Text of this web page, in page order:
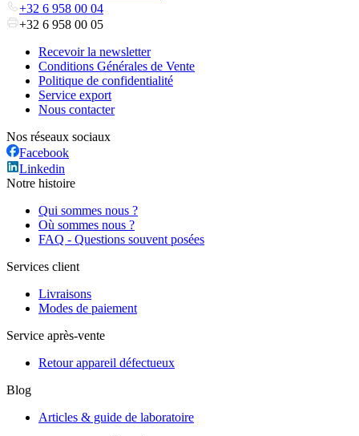
+32 6 958 00 04
+32 6 958 00 05
Recevoir la newsletter
Conditions Générales de Vente
Politique de confidentialité
Service export
Nous contacter
Nos réseaux sociaux
Facebook
Linkedin
Notre histoire
Qui sommes nous ?
Où sommes nous ?
FAQ - Questions souvent posées
Services client
Livraisons
Modes de paiement
Service après-vente
Retour appareil défectueux
Blog
Articles & guide de laboratoire